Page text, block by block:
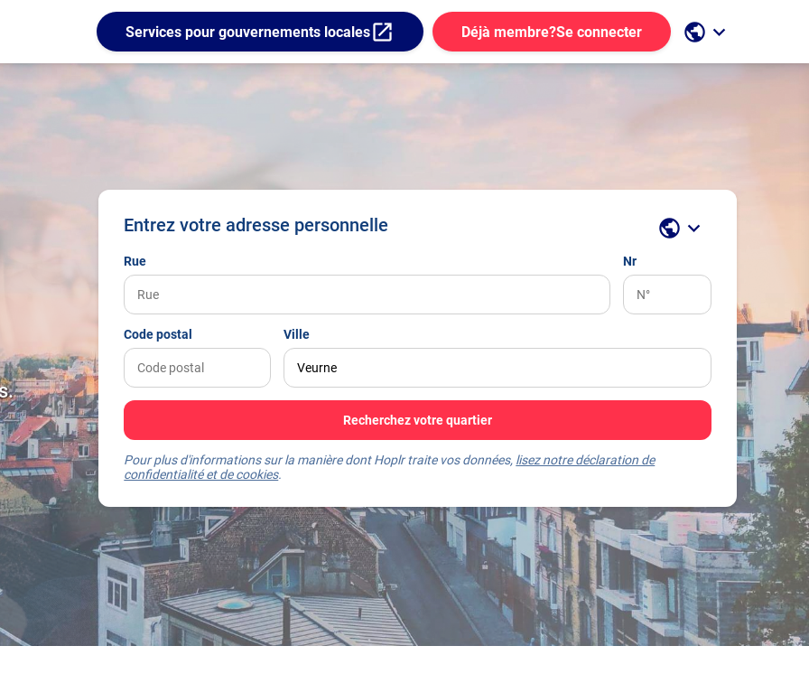
Services pour gouvernements localesopen_in_new Déjà membre?Se connecter public keyboard_arrow_down
Entrez votre adresse personnelle public keyboard_arrow_down
Rue Nr
Code postal Ville
Recherchez votre quartier
Pour plus d'informations sur la manière dont Hoplr traite vos données, lisez notre déclaration de
confidentialité et de cookies.